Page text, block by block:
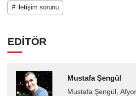
# iletişim sorunu
EDİTÖR
Mustafa Şengül
Mustafa Şengül,